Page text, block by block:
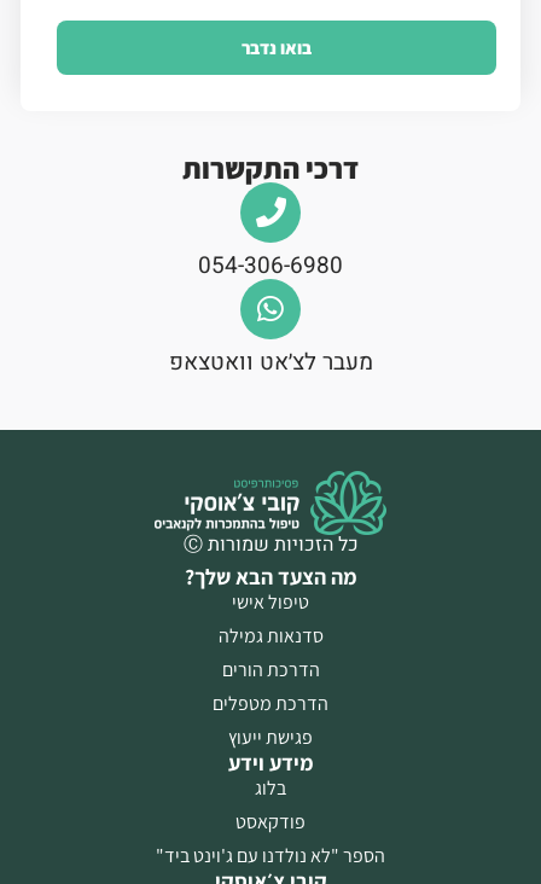
בואו נדבר
דרכי התקשרות
054-306-6980
מעבר לצ׳אט וואטצאפ
כל הזכויות שמורות Ⓒ
מה הצעד הבא שלך?
טיפול אישי
סדנאות גמילה
הדרכת הורים
הדרכת מטפלים
פגישת ייעוץ
מידע וידע
בלוג
פודקאסט
הספר "לא נולדנו עם ג'וינט ביד"